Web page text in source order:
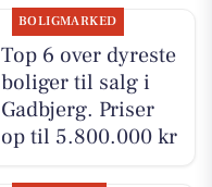
BOLIGMARKED
Top 6 over dyreste
boliger til salg i
Gadbjerg. Priser
op til 5.800.000 kr